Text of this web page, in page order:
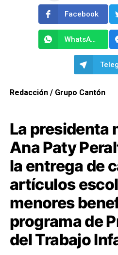
Facebook
WhatsApp
Redacción / Grupo Cantón
La presidenta
Ana Paty
la entrega de
artículos
menores
programa de
del Trabajo